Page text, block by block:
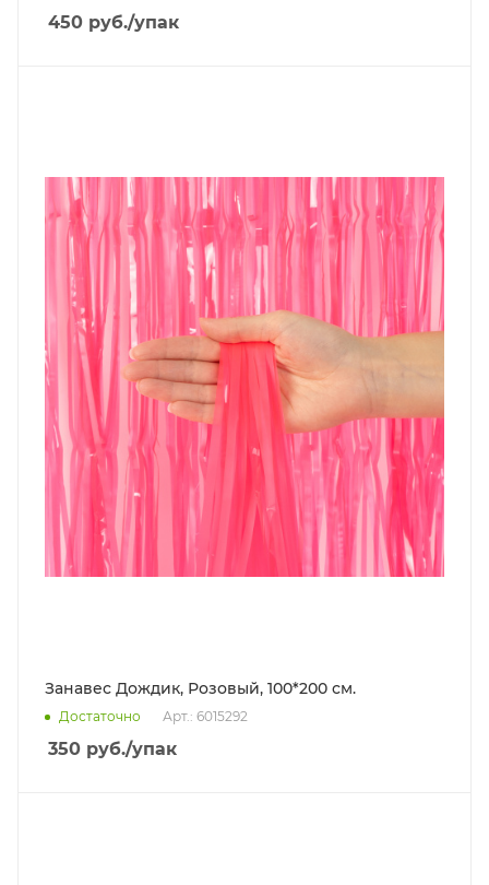
450 руб./упак
Занавес Дождик, Розовый, 100*200 см.
Достаточно Арт.: 6015292
350 руб./упак